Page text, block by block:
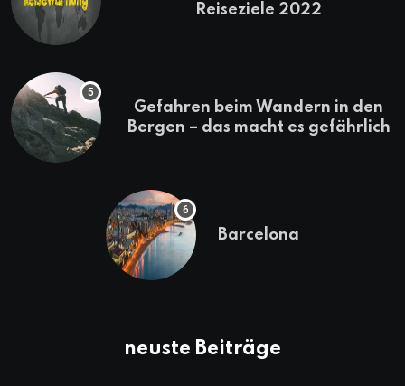
Reiseziele 2022
Gefahren beim Wandern in den
Bergen – das macht es gefährlich
Barcelona
neuste Beiträge